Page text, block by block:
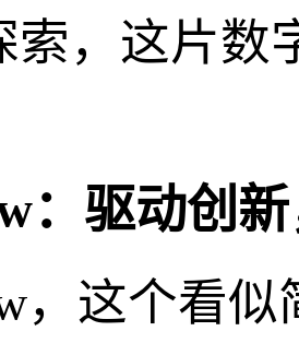
索，这片数
：驱动创
，这个看